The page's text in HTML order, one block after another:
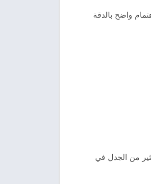
واضح بالدقة
من الجدل في